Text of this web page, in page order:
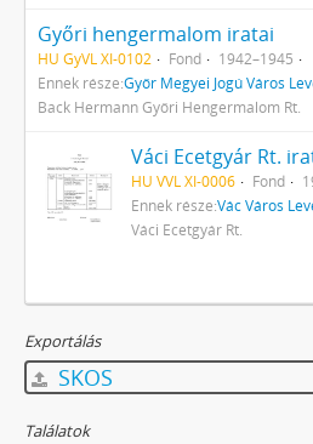
Győri hengermalom iratai
HU GyVL XI-0102 Fond
1942–1945
Ennek része:Győr Megyei Jogú Város
Back Hermann Győri Hengermalom Rt.
Váci Ecetgyár Rt.
HU VVL XI-0006 Fond
Ennek része:Vác Város
Váci Ecetgyár Rt.
Exportálás
SKOS
Találatok